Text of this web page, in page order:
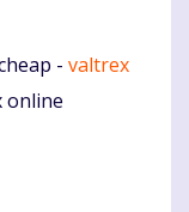
- valtrex
online